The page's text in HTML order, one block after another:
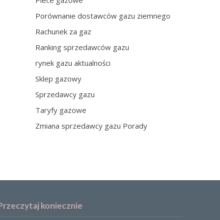
Porównanie dostawców gazu ziemnego
Rachunek za gaz
Ranking sprzedawców gazu
rynek gazu aktualności
Sklep gazowy
Sprzedawcy gazu
Taryfy gazowe
Zmiana sprzedawcy gazu Porady
koniecznie